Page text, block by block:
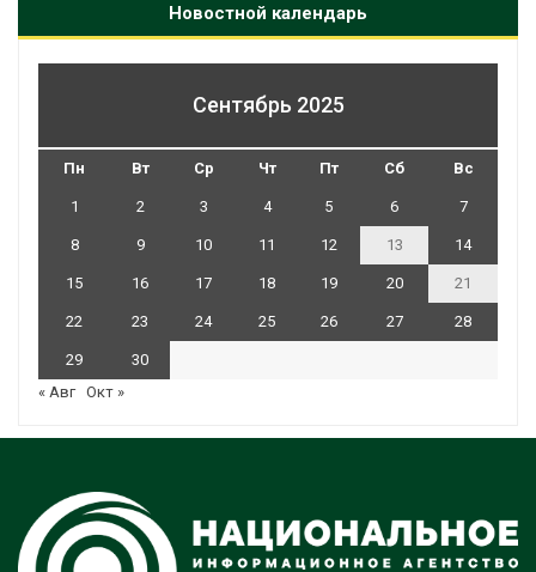
Новостной календарь
Сентябрь 2025
Пн Вт Ср Чт Пт Сб Вс
1 2 3 4 5 6 7
8 9 10 11 12 13 14
15 16 17 18 19 20 21
22 23 24 25 26 27 28
29
30
« Авг Окт »